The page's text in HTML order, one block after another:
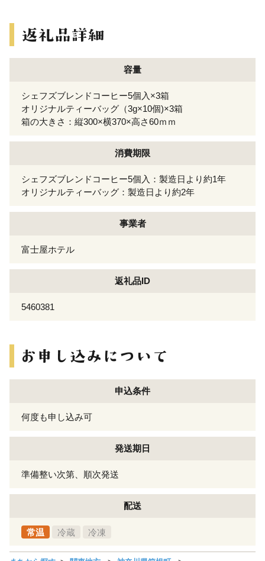
容量
シェフズブレンドコーヒー5個入×3箱
オリジナルティーバッグ（3g×10個)×3箱
箱の大きさ：縦300×横370×高さ60ｍｍ
消費期限
シェフズブレンドコーヒー5個入：製造日より約1年
オリジナルティーバッグ：製造日より約2年
事業者
富士屋ホテル
返礼品ID
5460381
申込条件
何度も申し込み可
発送期日
準備整い次第、順次発送
配送
常温 冷蔵 冷凍